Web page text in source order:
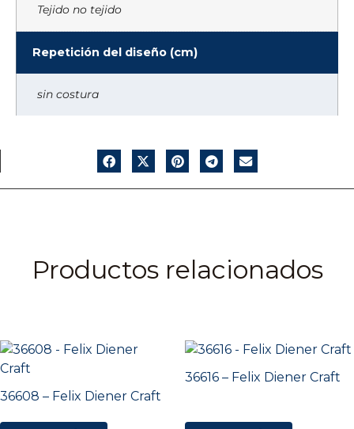
Tejido no tejido
Repetición del diseño (cm)
sin costura
Productos relacionados
36608 – Felix Diener Craft
36616 – Felix Diener Craft